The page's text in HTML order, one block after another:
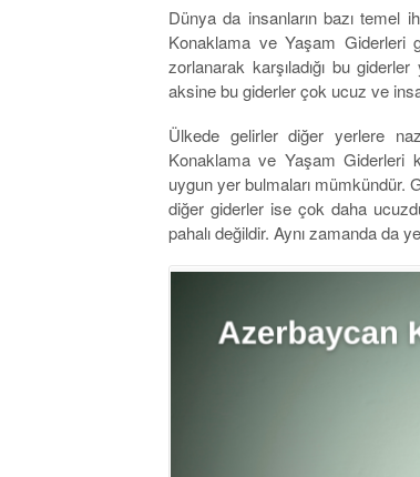
Dünya da insanların bazı temel
Konaklama ve Yaşam Giderleri
zorlanarak karşıladığı bu
aksine bu giderler çok ucuz ve
Ülkede gelirler diğer yerlere
Konaklama ve Yaşam Giderleri
uygun yer bulmaları mümkündür.
diğer giderler ise çok daha
pahalı değildir. Aynı zamanda da